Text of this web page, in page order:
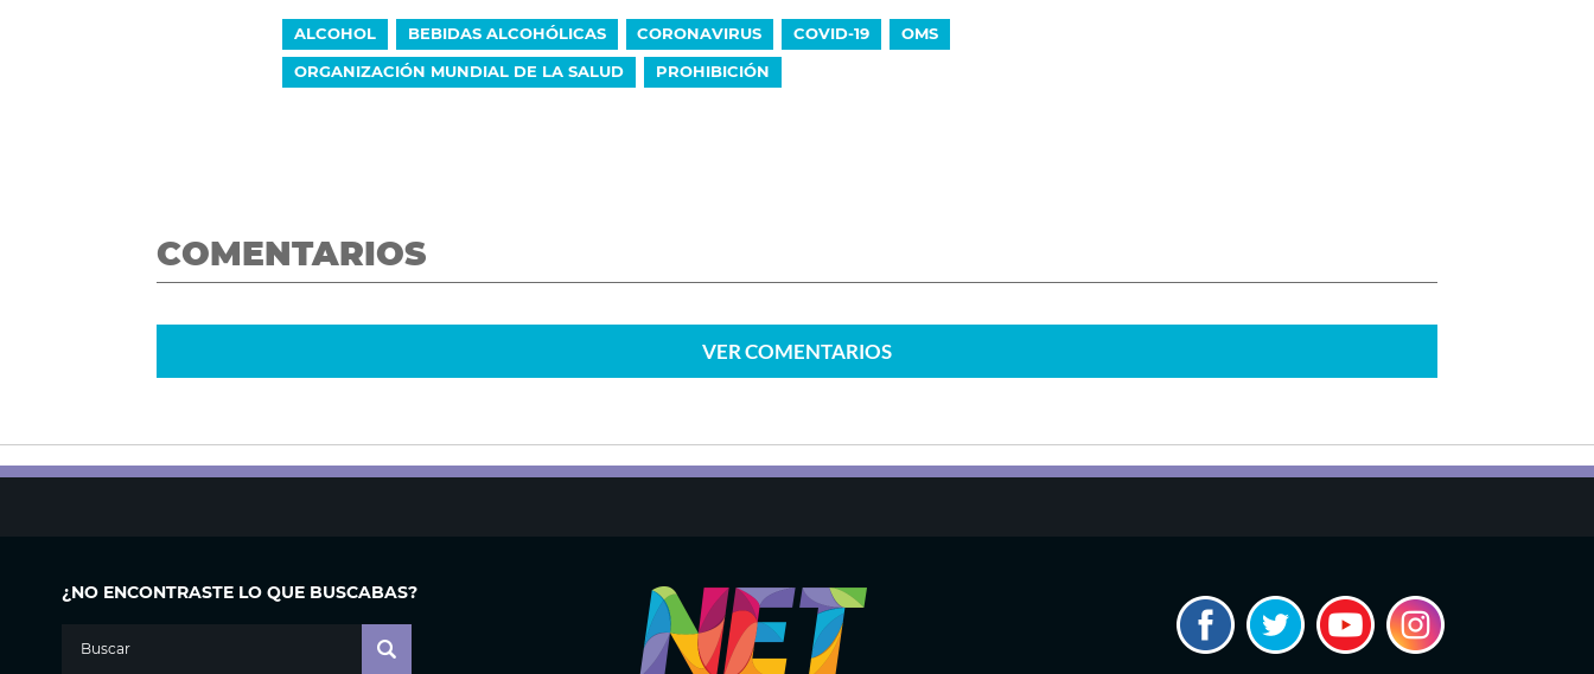
ALCOHOL BEBIDAS ALCOHÓLICAS CORONAVIRUS COVID-19
OMS
ORGANIZACIÓN MUNDIAL DE LA SALUD
PROHIBICIÓN
COMENTARIOS
VERCOMENTARIOS
¿NO ENCONTRASTE LO QUE BUSCABAS?